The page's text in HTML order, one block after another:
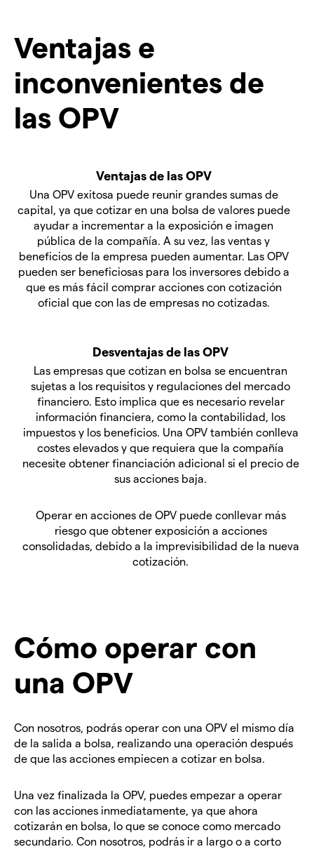
Ventajas e
inconvenientes de
las OPV
Ventajas de las OPV
Una OPV exitosa puede reunir grandes sumas de
capital, ya que cotizar en una bolsa de valores puede
ayudar a incrementar a la exposición e imagen
pública de la compañía. A su vez, las ventas y
beneficios de la empresa pueden aumentar. Las OPV
pueden ser beneficiosas para los inversores debido a
que es más fácil comprar acciones con cotización
oficial que con las de empresas no cotizadas.
Desventajas de las OPV
Las empresas que cotizan en bolsa se encuentran
sujetas a los requisitos y regulaciones del mercado
financiero. Esto implica que es necesario revelar
información financiera, como la contabilidad, los
impuestos y los beneficios. Una OPV también conlleva
costes elevados y que requiera que la compañía
necesite obtener financiación adicional si el precio de
sus acciones baja.
Operar en acciones de OPV puede conllevar más
riesgo que obtener exposición a acciones
consolidadas, debido a la imprevisibilidad de la nueva
cotización.
Cómo operar con
una OPV
Con nosotros, podrás operar con una OPV el mismo día
de la salida a bolsa, realizando una operación después
de que las acciones empiecen a cotizar en bolsa.
Una vez finalizada la OPV, puedes empezar a operar
con las acciones inmediatamente, ya que ahora
cotizarán en bolsa, lo que se conoce como mercado
secundario. Con nosotros, podrás ir a largo o a corto